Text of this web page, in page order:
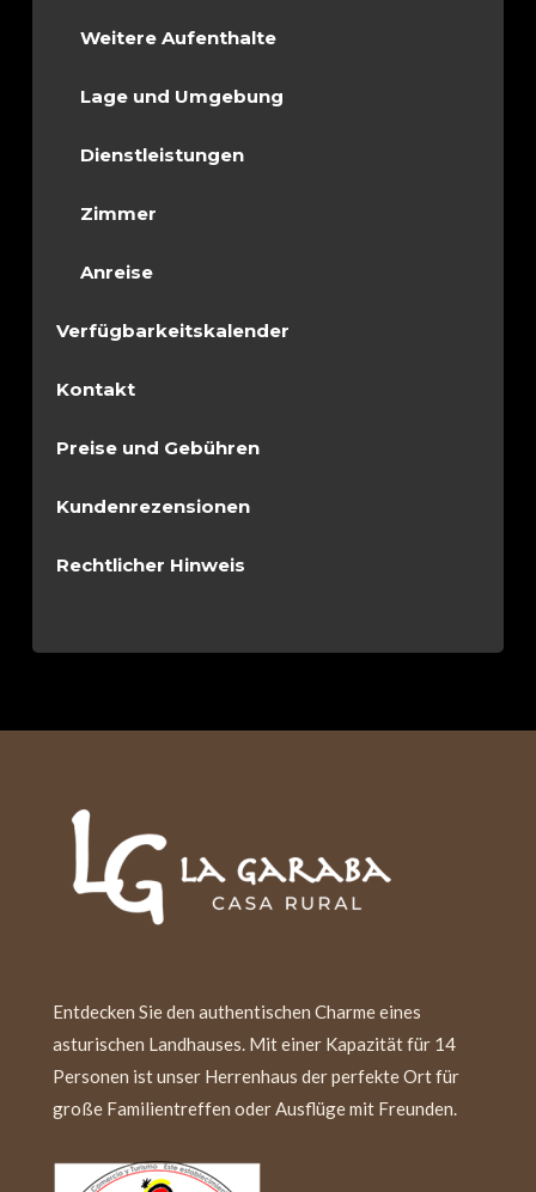
Weitere Aufenthalte
Lage und Umgebung
Dienstleistungen
Zimmer
Anreise
Verfügbarkeitskalender
Kontakt
Preise und Gebühren
Kundenrezensionen
Rechtlicher Hinweis
Entdecken Sie den authentischen Charme eines
asturischen Landhauses. Mit einer Kapazität für 14
Personen ist unser Herrenhaus der perfekte Ort für
große Familientreffen oder Ausflüge mit Freunden.